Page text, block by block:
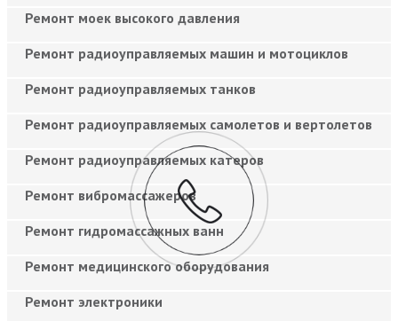
Ремонт моек высокого давления
Ремонт радиоуправляемых машин и мотоциклов
Ремонт радиоуправляемых танков
Ремонт радиоуправляемых самолетов и вертолетов
Ремонт радиоуправляемых катеров
Ремонт вибромассажеров
Ремонт гидромассажных ванн
Ремонт медицинского оборудования
Ремонт электроники